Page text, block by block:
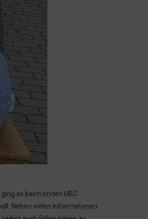
es beim ersten UBC-
Neben vielen Informationen